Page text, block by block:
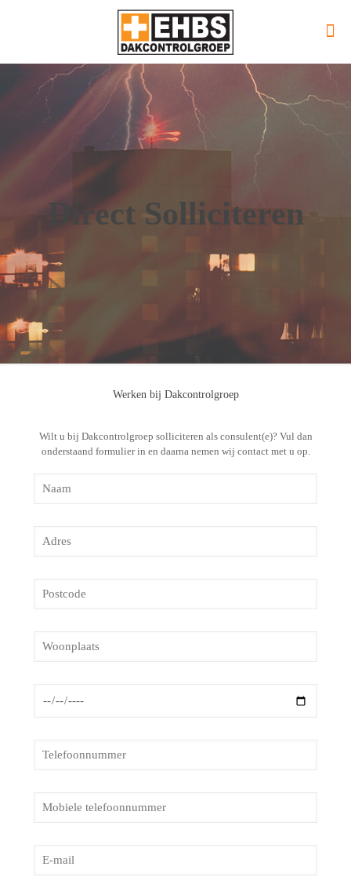
Direct Solliciteren
Werken bij Dakcontrolgroep
Wilt u bij Dakcontrolgroep solliciteren als consulent(e)? Vul dan
onderstaand formulier in en daarna nemen wij contact met u op.